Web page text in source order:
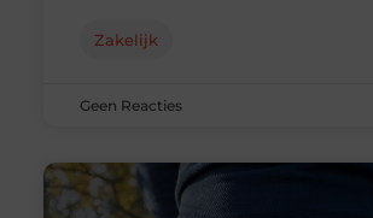
Zakelijk
Geen Reacties